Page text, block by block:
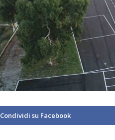
Condividi su Facebook